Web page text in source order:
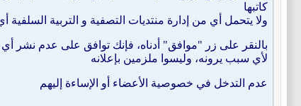
كاتبها
ولا يتحمل أي من إدارة منتديات التصفية و التربية
بالنقر على زر "موافق" أدناه، فإنك توافق على عدم نشر
لأي سبب يرونه، وليسوا ملزمين بإعلانه
عدم التدخل في خصوصية الأعضاء أو الإساءة إليهم